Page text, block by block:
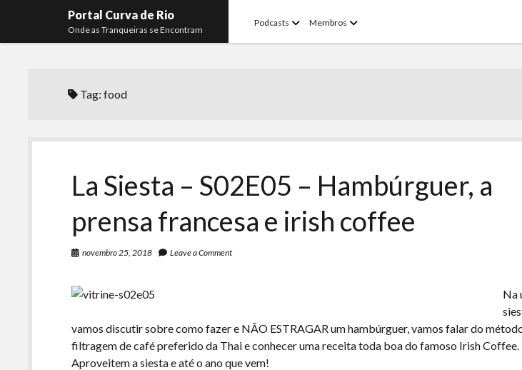
Portal Curva de Rio
Onde as Tranqueiras se Encontram
Podcasts openMembros open
Tag:food
La Siesta – S02E05 – Hambúrguer, a
prensa francesa e irish coffee
novembro 25, 2018 Leave a Comment
Na
vamos discutir sobre como fazer e NÃO ESTRAGAR um hambúrguer, vamos falar do
filtragem de café preferido da Thai e conhecer uma receita toda boa do famoso Irish Coffee.
Aproveitem a siesta e até o ano que vem!